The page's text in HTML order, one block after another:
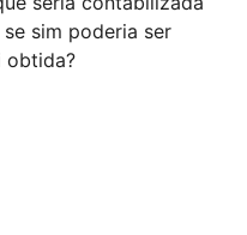
sim poderia ser
obtida?